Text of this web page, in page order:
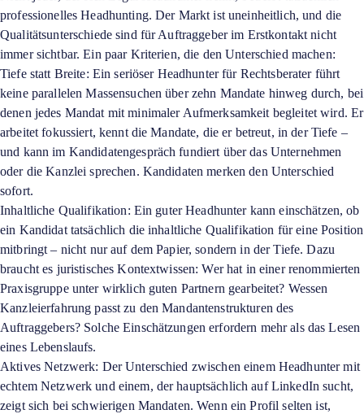
professionelles Headhunting. Der Markt ist uneinheitlich, und die
Qualitätsunterschiede sind für Auftraggeber im Erstkontakt nicht
immer sichtbar. Ein paar Kriterien, die den Unterschied machen:
Tiefe statt Breite: Ein seriöser Headhunter für Rechtsberater führt
keine parallelen Massensuchen über zehn Mandate hinweg durch, bei
denen jedes Mandat mit minimaler Aufmerksamkeit begleitet wird. Er
arbeitet fokussiert, kennt die Mandate, die er betreut, in der Tiefe –
und kann im Kandidatengespräch fundiert über das Unternehmen
oder die Kanzlei sprechen. Kandidaten merken den Unterschied
sofort.
Inhaltliche Qualifikation: Ein guter Headhunter kann einschätzen, ob
ein Kandidat tatsächlich die inhaltliche Qualifikation für eine Position
mitbringt – nicht nur auf dem Papier, sondern in der Tiefe. Dazu
braucht es juristisches Kontextwissen: Wer hat in einer renommierten
Praxisgruppe unter wirklich guten Partnern gearbeitet? Wessen
Kanzleierfahrung passt zu den Mandantenstrukturen des
Auftraggebers? Solche Einschätzungen erfordern mehr als das Lesen
eines Lebenslaufs.
Aktives Netzwerk: Der Unterschied zwischen einem Headhunter mit
echtem Netzwerk und einem, der hauptsächlich auf LinkedIn sucht,
zeigt sich bei schwierigen Mandaten. Wenn ein Profil selten ist,